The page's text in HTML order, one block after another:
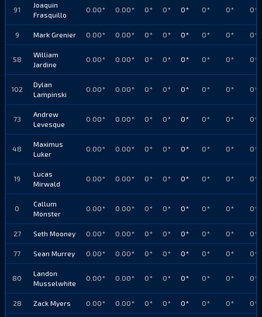
91
Joaquin
Frasquillo
0.00* 0.00* 0* 0* 0* 0* 0* 0*
9 Mark Grenier 0.00* 0.00* 0* 0* 0* 0* 0* 0*
58
William
Jardine
0.00* 0.00* 0* 0* 0* 0* 0* 0*
102
Dylan
Lampinski
0.00* 0.00* 0* 0* 0* 0* 0* 0*
73
Andrew
Levesque
0.00* 0.00* 0* 0* 0* 0* 0* 0*
48
Maximus
Luker
0.00* 0.00* 0* 0* 0* 0* 0* 0*
19
Lucas
Mirwald
0.00* 0.00* 0* 0* 0* 0* 0* 0*
0
Callum
Monster
0.00* 0.00* 0* 0* 0* 0* 0* 0*
27 Seth Mooney 0.00* 0.00* 0* 0* 0* 0* 0* 0*
77 Sean Murrey 0.00* 0.00* 0* 0* 0* 0* 0* 0*
80
Landon
Musselwhite
0.00* 0.00* 0* 0* 0* 0* 0* 0*
28 Zack Myers 0.00* 0.00* 0* 0* 0* 0* 0* 0*